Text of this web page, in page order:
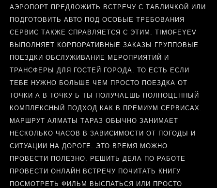
АЭРОПОРТ ПРЕДЛОЖИТЬ ВСТРЕЧУ С ТАБЛИЧКОЙ ИЛИ
ПОДГОТОВИТЬ АВТО ПОД ОСОБЫЕ ТРЕБОВАНИЯ
СЕРВИС ТАКЖЕ СПРАВЛЯЕТСЯ С ЭТИМ. TIMOFEYEV
ВЫПОЛНЯЕТ КОРПОРАТИВНЫЕ ЗАКАЗЫ ГРУППОВЫЕ
ПОЕЗДКИ ОБСЛУЖИВАНИЕ МЕРОПРИЯТИЙ И
ТРАНСФЕРЫ ДЛЯ ГОСТЕЙ ГОРОДА. ТО ЕСТЬ ЕСЛИ
ТЕБЕ НУЖНО БОЛЬШЕ ЧЕМ ПРОСТО ПОЕЗДКА ОТ
ТОЧКИ А В ТОЧКУ Б ТЫ ПОЛУЧАЕШЬ ПОЛНОЦЕННЫЙ
КОМПЛЕКСНЫЙ ПОДХОД КАК В ПРЕМИУМ СЕРВИСАХ.
МАРШРУТ АЛМАТЫ ТАРАЗ ОБЫЧНО ЗАНИМАЕТ
НЕСКОЛЬКО ЧАСОВ В ЗАВИСИМОСТИ ОТ ПОГОДЫ И
СИТУАЦИИ НА ДОРОГЕ. ЭТО ВРЕМЯ МОЖНО
ПРОВЕСТИ ПОЛЕЗНО. РЕШИТЬ ДЕЛА ПО РАБОТЕ
ПРОВЕСТИ ОНЛАЙН ВСТРЕЧУ ПОЧИТАТЬ КНИГУ
ПОСМОТРЕТЬ ФИЛЬМ ВЫСПАТЬСЯ ИЛИ ПРОСТО